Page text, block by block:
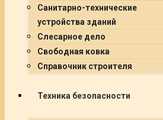
Санитарно-технические
устройства зданий
Слесарное дело
Свободная ковка
Справочник строителя
Техника безопасности